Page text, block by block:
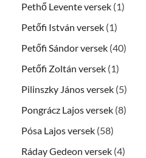
Pethő Levente versek (1)
Petőfi István versek (1)
Petőfi Sándor versek (40)
Petőfi Zoltán versek (1)
Pilinszky János versek (5)
Pongrácz Lajos versek (8)
Pósa Lajos versek (58)
Ráday Gedeon versek (4)